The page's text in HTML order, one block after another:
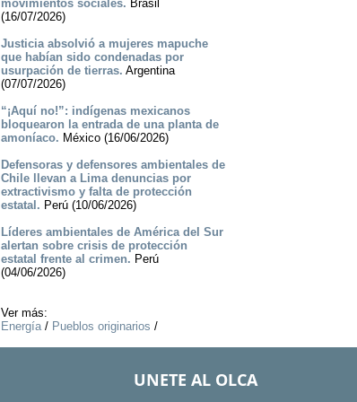
movimientos sociales. Brasil
(16/07/2026)
Justicia absolvió a mujeres mapuche
que habían sido condenadas por
usurpación de tierras. Argentina
(07/07/2026)
“¡Aquí no!”: indígenas mexicanos
bloquearon la entrada de una planta de
amoníaco. México (16/06/2026)
Defensoras y defensores ambientales de
Chile llevan a Lima denuncias por
extractivismo y falta de protección
estatal. Perú (10/06/2026)
Líderes ambientales de América del Sur
alertan sobre crisis de protección
estatal frente al crimen. Perú
(04/06/2026)
Ver más:
Energía/ Pueblos originarios /
UNETE AL OLCA